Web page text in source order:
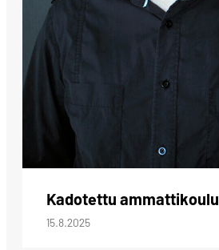
Kadotettu ammattikoulu
15.8.2025